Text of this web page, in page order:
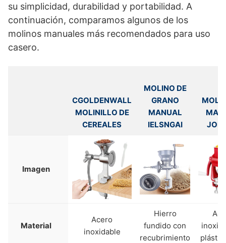
su simplicidad, durabilidad y portabilidad. A
continuación, comparamos algunos de los
molinos manuales más recomendados para uso
casero.
CGOLDENWALL
MOLINILLO DE
CEREALES
MOLINO DE
GRANO
MANUAL
IELSNGAI
Imagen
Material
Acero
inoxidable
Hierro
fundido con
recubrimiento